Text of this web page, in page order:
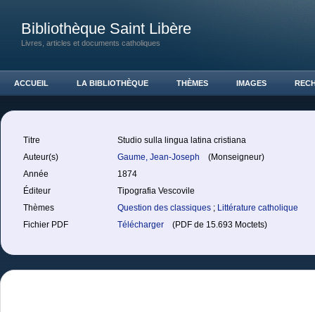
Bibliothèque Saint Libère
Livres, articles et documents catholiques
ACCUEIL LA BIBLIOTHÈQUE THÈMES IMAGES
Titre
Studio sulla lingua latina cristiana
Auteur(s)
Gaume, Jean-Joseph
(Monseigneur)
Année
1874
Éditeur
Tipografia Vescovile
Thèmes
Question des classiques ; Littérature catholique
Fichier PDF
Télécharger (PDF de 15.693 Moctets)